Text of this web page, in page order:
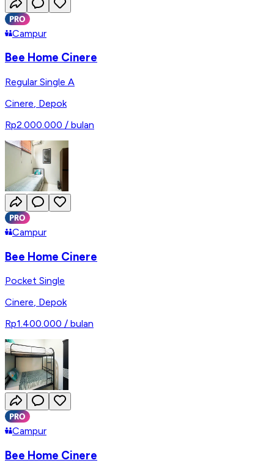
Campur
Bee Home Cinere
Regular Single A
Cinere, Depok
Rp2.000.000 / bulan
Campur
Bee Home Cinere
Pocket Single
Cinere, Depok
Rp1.400.000 / bulan
Campur
Bee Home Cinere